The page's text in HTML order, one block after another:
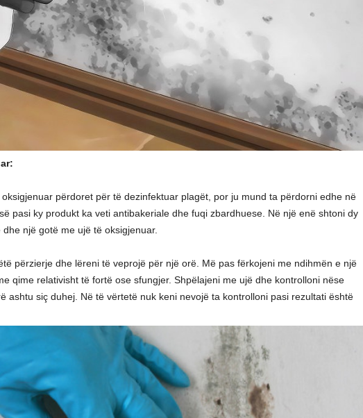
përdoret për të dezinfektuar plagët, por ju mund ta përdorni edhe në
pasi ky produkt ka veti antibakeriale dhe fuqi zbardhuese. Në një enë shtoni dy
një gotë me ujë të oksigjenuar.
përzierje dhe lëreni të veprojë për një orë. Më pas fërkojeni me ndihmën e një
qime relativisht të fortë ose sfungjer. Shpëlajeni me ujë dhe kontrolloni nëse
ashtu siç duhej. Në të vërtetë nuk keni nevojë ta kontrolloni pasi rezultati është